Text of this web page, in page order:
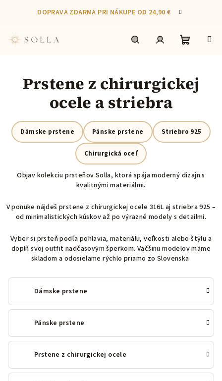
DOPRAVA ZDARMA PRI NÁKUPE OD 24,90 €
košík
Prstene z chirurgickej
ocele a striebra
Dámske prstene Pánske prstene Striebro 925
Chirurgická oceľ
Objav kolekciu prsteňov Solla, ktorá spája moderný dizajn s
kvalitnými materiálmi.
V ponuke nájdeš prstene z chirurgickej ocele 316L aj striebra 925 –
od minimalistických kúskov až po výrazné modely s detailmi.
Vyber si prsteň podľa pohlavia, materiálu, veľkosti alebo štýlu a
doplň svoj outfit nadčasovým šperkom. Väčšinu modelov máme
skladom a odosielame rýchlo priamo zo Slovenska.
Dámske prstene
Pánske prstene
Prstene z chirurgickej ocele